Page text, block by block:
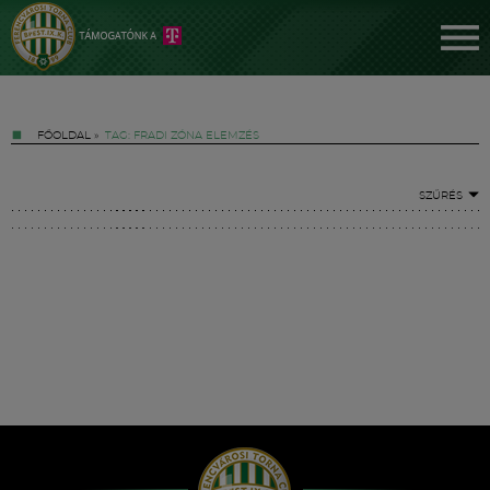
FŐOLDAL » TAG: FRADI ZÓNA ELEMZÉS
SZŰRÉS
Hírek